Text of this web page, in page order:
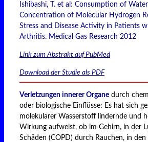
Ishibashi, T. et al: Consumption of
Concentration of Molecular Hydrogen
Stress and Disease Activity in Patients
Arthritis. Medical Gas Research 2012
Link zum Abstrakt auf PubMed
Download der Studie als PDF
Verletzungen innerer Organe durch
oder biologische Einflüsse: Es hat sich
molekularer Wasserstoff lindernde und
Wirkung aufweist, ob im Gehirn, in der
Schäden (COPD) durch Rauchen, in